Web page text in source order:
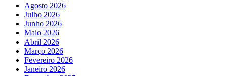
Agosto 2026
Julho 2026
Junho 2026
Maio 2026
Abril 2026
Março 2026
Fevereiro 2026
Janeiro 2026